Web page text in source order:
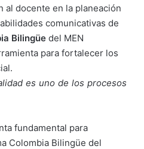
al docente en la planeación
comunicativas de
Bilingüe del MEN
para fortalecer los
es uno de los procesos
fundamental para
Colombia Bilingüe del